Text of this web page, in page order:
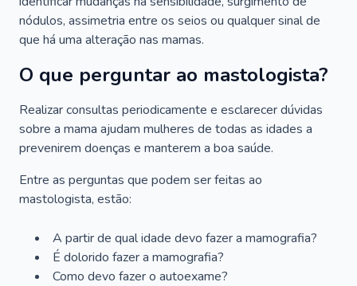
nódulos, assimetria entre os seios ou qualquer sinal de
que há uma alteração nas mamas.
O que perguntar ao mastologista?
Realizar consultas periodicamente e esclarecer dúvidas
sobre a mama ajudam mulheres de todas as idades a
prevenirem doenças e manterem a boa saúde.
Entre as perguntas que podem ser feitas ao
mastologista, estão:
A partir de qual idade devo fazer a mamografia?
É dolorido fazer a mamografia?
Como devo fazer o autoexame?